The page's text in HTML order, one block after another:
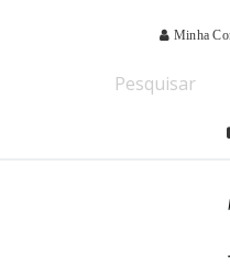
Minha